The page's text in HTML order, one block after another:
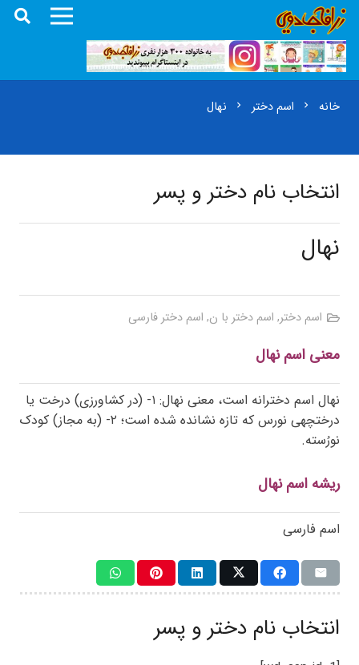
خانه chevron_right اسم دختر chevron_right نهال
انتخاب نام دختر و پسر
نهال
اسم دختر, اسم دختر با ن, اسم دختر فارسی
معنی اسم نهال
نهال اسم دخترانه است، معنی نهال: ۱- (در کشاورزی) درخت یا
درختچهی نورس که تازه نشانده شده است؛ ۲- (به مجاز) کودک
نورُسته.
ریشه اسم نهال
اسم فارسی
انتخاب نام دختر و پسر